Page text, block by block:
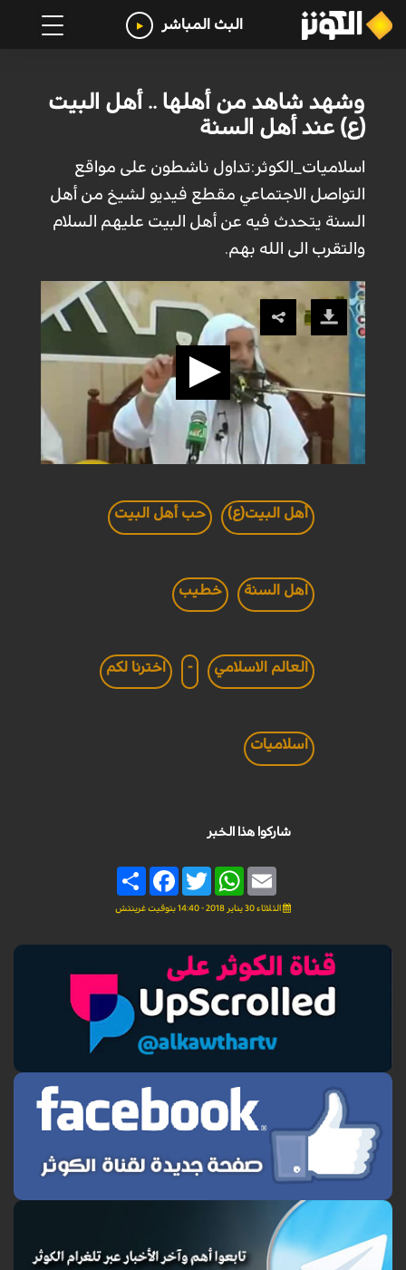
البث المباشر
وشهد شاهد من أهلها .. أهل البيت
(ع) عند أهل السنة
اسلاميات_الكوثر:تداول ناشطون على مواقع
التواصل الاجتماعي مقطع فيديو لشيخ من أهل
السنة يتحدث فيه عن أهل البيت عليهم السلام
والتقرب الى الله بهم.
أهل البيت(ع) حب أهل البيت
اهل السنة خطيب
العالم الاسلامي - اخترنا لكم
اسلاميات
شاركوا هذا الخبر
Share
FacebookTwitter
WhatsAppEmail
الثلاثاء 30 يناير 2018 - 14:40 بتوقيت غرينتش